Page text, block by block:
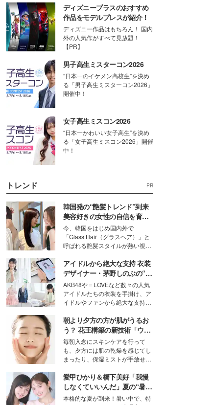
ディズニープラスのおすすめ
作品をモデルプレスが紹介！
ディズニー作品はもちろん！ 国内
外の人気作がすべて見放題！
【PR】
男子高生ミスターコン2026
“日本一のイケメン高校生”を決め
る「男子高生ミスターコン2026」
開催中！
女子高生ミスコン2026
“日本一かわいい女子高生”を決め
る「女子高生ミスコン2026」開催
中！
トレンド PR
韓国発の“艶髪トレンド”到来
美容好きの女性の自信を育む
「ヘアケア事情」って？
今、韓国をはじめ国内外で
「Glass Hair（グラスヘア）」と
呼ばれる艶髪スタイルが熱い視線
ションの完成度を高めるベースと
して、“髪そのものの美しさ”に改
めて注目する人が増えている様
子。今回は、そんな憧れの艶やか
な髪を日常で叶える、美容好きの
女性たちのヘアケア事情を紹介し
ます。
アイドルから絶大な支持 衣装
デザイナー・茅野しのぶの“可
愛い”を作る美学＜「シチズン
クロスシー」インタビュー＞
AKB48や＝LOVEなど数々の人気
アイドルたちの衣装を手掛け、ア
イドルやファンから絶大な支持を
取締役兼クリエイティブディレク
ター・茅野しのぶ。一人ひとりの
個性に寄り添い、魅力を引き出す
衣装作りは、多くの女性たちに勇
気と自信を与え続けている。
朝より夕方の方が肌がうるお
う？ 花王構築の新技術「ウォ
ーターキャプチャリングスキ
ン（捕水肌）」がスキンケア
の常識を変える予感
毎朝入念にスキンケアを行って
も、夕方には肌の乾燥を感じてし
まったり、保湿ミストが手放せな
な美容の常識を大きく変える可能
性を秘めた、革新的な「Water
Capturing Skin（ウォーターキャ
プチャリングスキン：捕水肌）」
愛甲ひかり＆橋下美好「我慢
しなくていいんだ」夏の“暑さ
対策”の新しい選択肢とは？
本格的な夏が到来！暑い中で、特